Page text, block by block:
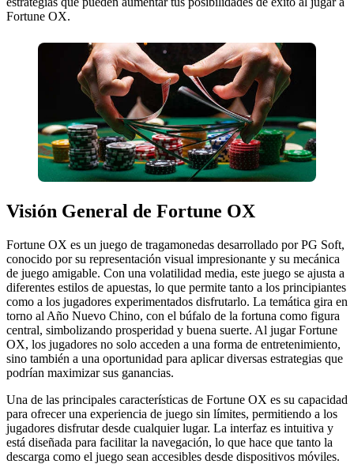
Fortune OX.
Visión General de Fortune OX
Fortune OX es un juego de tragamonedas desarrollado por PG Soft,
conocido por su representación visual impresionante y su mecánica
de juego amigable. Con una volatilidad media, este juego se ajusta a
diferentes estilos de apuestas, lo que permite tanto a los principiantes
como a los jugadores experimentados disfrutarlo. La temática gira en
torno al Año Nuevo Chino, con el búfalo de la fortuna como figura
central, simbolizando prosperidad y buena suerte. Al jugar Fortune
OX, los jugadores no solo acceden a una forma de entretenimiento,
sino también a una oportunidad para aplicar diversas estrategias que
podrían maximizar sus ganancias.
Una de las principales características de Fortune OX es su capacidad
para ofrecer una experiencia de juego sin límites, permitiendo a los
jugadores disfrutar desde cualquier lugar. La interfaz es intuitiva y
está diseñada para facilitar la navegación, lo que hace que tanto la
descarga como el juego sean accesibles desde dispositivos móviles.